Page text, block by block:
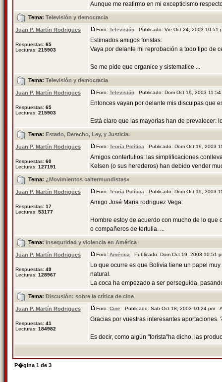
Aunque me reafirmo en mi excepticismo
Tema: Televisión y democracia
Juan P. Martín Rodrigues
Respuestas: 65
Lecturas: 215903
Foro: Televisión Publicado: Vie Oct 24, 2003
Estimados amigos foristas:
Vaya por delante mi reprobación a todo tipo de
Se me pide que organice y sistematice ...
Tema: Televisión y democracia
Juan P. Martín Rodrigues
Respuestas: 65
Lecturas: 215903
Foro: Televisión Publicado: Dom Oct 19, 2003
Entonces vayan por delante mis disculpas que
Está claro que las mayorías han de prevalecer:
Tema: Estado, Derecho, Ley, y Justicia.
Juan P. Martín Rodrigues
Respuestas: 60
Lecturas: 127191
Foro: Teoría Política Publicado: Dom Oct 19, 2003
Amigos contertulios: las simplificaciones
Kelsen (o sus herederos) han debido vender
Tema: ¿Movimientos «altermundistas»
Juan P. Martín Rodrigues
Respuestas: 17
Lecturas: 53177
Foro: Teoría Política Publicado: Dom Oct 19, 2003
Amigo José Maria rodriguez Vega:
Hombre estoy de acuerdo con mucho de lo
o compañeros de tertulia. ...
Tema: inseguridad y violencia en América
Juan P. Martín Rodrigues
Respuestas: 49
Lecturas: 128967
Foro: América Publicado: Dom Oct 19, 2003 10:51
Lo que ocurre es que Bolivia tiene un papel
natural.
La coca ha empezado a ser perseguida,
Tema: Discusión: sobre la crí­tica de cine
Juan P. Martín Rodrigues
Respuestas: 41
Lecturas: 184982
Foro: Cine Publicado: Sab Oct 18, 2003 10:24 pm
Gracias por vuestras interesantes
Es decir, como algún "forista"ha dicho, las
P�gina 1 de 3